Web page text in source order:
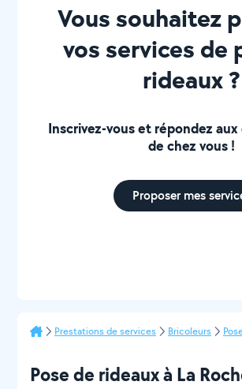
Vous souhaitez
vos services de
rideaux ?
Inscrivez-vous et répondez
de chez vous !
Proposer mes
Prestations de services Bricoleurs
Pose de rideaux à La